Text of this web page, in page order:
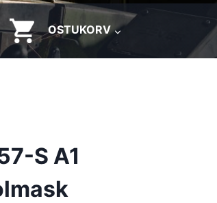
OSTUKORV
S A1